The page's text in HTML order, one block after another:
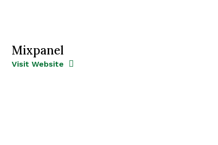
Mixpanel
Opens new window
Visit Website Opens New Window